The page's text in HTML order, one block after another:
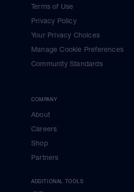
Terms of Use
Privacy Policy
Your Privacy Choices
Manage Cookie Preferences
Community Standards
COMPANY
About
Careers
Shop
Partners
ADDITIONAL TOOLS